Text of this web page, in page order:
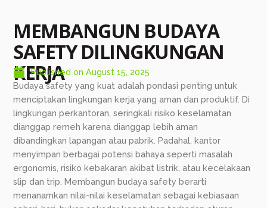
MEMBANGUN BUDAYA
SAFETY DILINGKUNGAN
KERJA
Published on August 15, 2025
Budaya safety yang kuat adalah pondasi penting untuk
menciptakan lingkungan kerja yang aman dan produktif. Di
lingkungan perkantoran, seringkali risiko keselamatan
dianggap remeh karena dianggap lebih aman
dibandingkan lapangan atau pabrik. Padahal, kantor
menyimpan berbagai potensi bahaya seperti masalah
ergonomis, risiko kebakaran akibat listrik, atau kecelakaan
slip dan trip. Membangun budaya safety berarti
menanamkan nilai-nilai keselamatan sebagai kebiasaan